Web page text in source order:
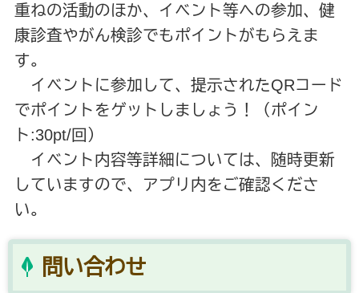
重ねの活動のほか、イベント等への参加、健
康診査やがん検診でもポイントがもらえま
す。
イベントに参加して、提示されたQRコード
でポイントをゲットしましょう！（ポイン
ト:30pt/回）
イベント内容等詳細については、随時更新
していますので、アプリ内をご確認くださ
い。
問い合わせ